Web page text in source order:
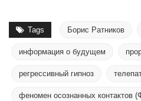
Tags Борис Ратников
информация о будущем
регрессивный гипноз
феномен осознанных контактов